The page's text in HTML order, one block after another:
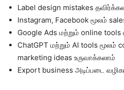
Label design mistakes
Instagram, Facebook மூலம்
Google Ads மற்றும் online
ChatGPT மற்றும் AI tools மூலம்
marketing ideas உருவாக்கலாம்
Export business அடிப்படை